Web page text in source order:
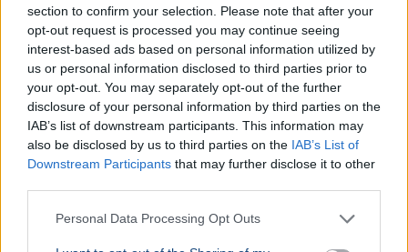
section to confirm your selection. Please note that after your
opt-out request is processed you may continue seeing
interest-based ads based on personal information utilized by
us or personal information disclosed to third parties prior to
your opt-out. You may separately opt-out of the further
disclosure of your personal information by third parties on the
IAB’s list of downstream participants. This information may
also be disclosed by us to third parties on the IAB’s List of
Downstream Participants that may further disclose it to other
Personal Data Processing Opt Outs
TECH
A megfelelő pillanatra várhatnak a
Myspace visszahozatalával a
tulajdonosok
A Myspace tulajdonosai egy
dokumentumfilmben erősítették meg, hogy
tervezik a 2000-es évek meghatározó közösségi
oldalának újraindítását.
2026. augusztus 3.